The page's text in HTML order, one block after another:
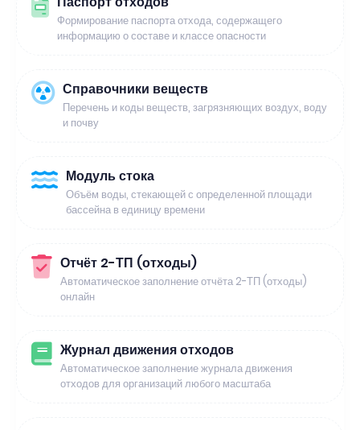
Формирование паспорта отхода, содержащего
информацию о составе и классе опасности
Справочники веществ
Перечень и коды веществ, загрязняющих воздух, воду
и почву
Модуль стока
Объём воды, стекающей с определенной площади
бассейна в единицу времени
Отчёт 2-ТП (отходы)
Автоматическое заполнение отчёта 2-ТП (отходы)
онлайн
Журнал движения отходов
Автоматическое заполнение журнала движения
отходов для организаций любого масштаба